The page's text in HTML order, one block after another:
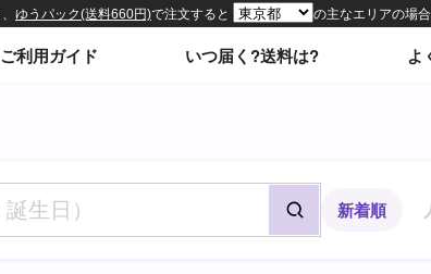
ご利用ガイド いつ届く?送料は? よ
新着順